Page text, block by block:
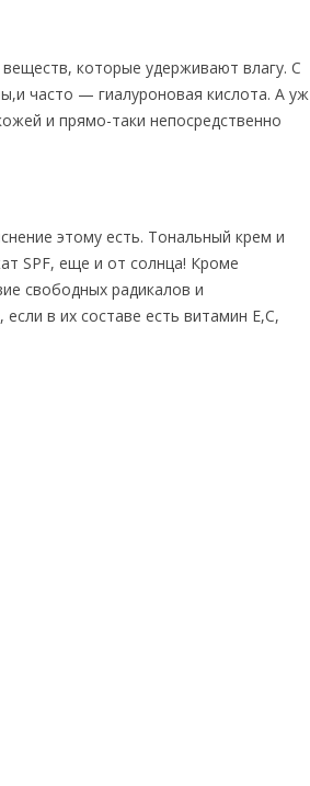
которые удерживают влагу. С
часто — гиалуроновая кислота. А уж
и прямо-таки непосредственно
этому есть. Тональный крем и
SPF, еще и от солнца! Кроме
свободных радикалов и
в их составе есть витамин Е,С,